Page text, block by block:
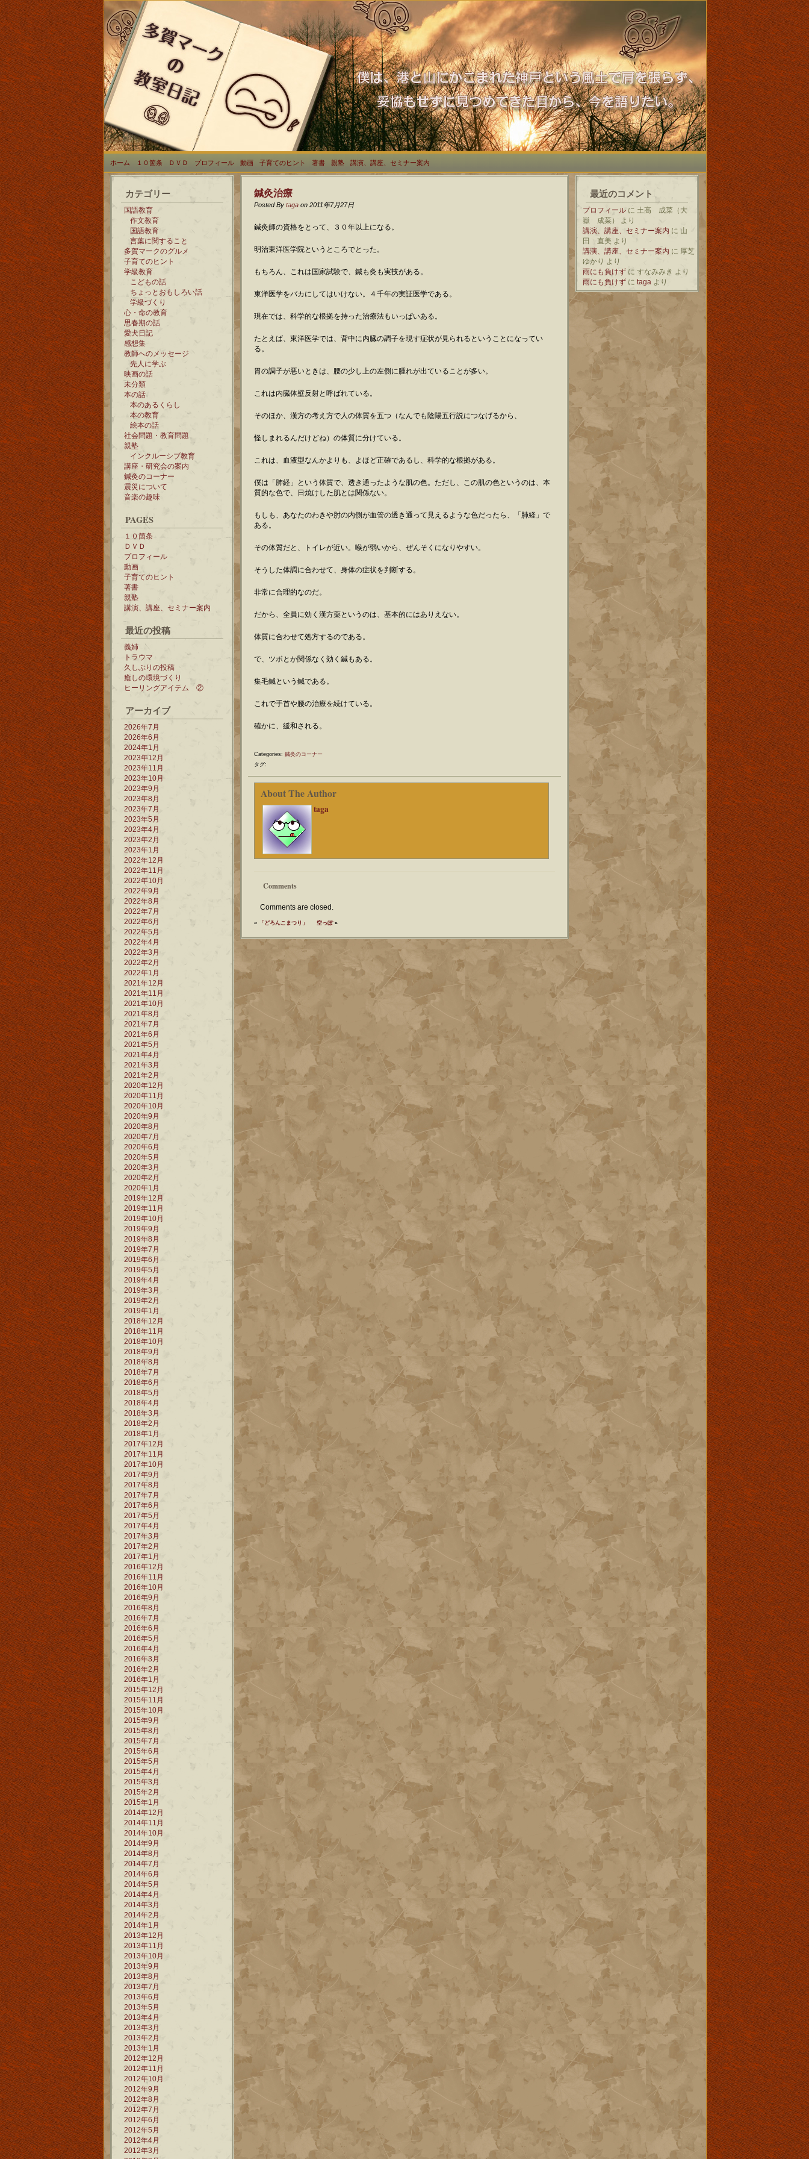
ホーム １０箇条 ＤＶＤ プロフィール 動画 子育てのヒント 著書 親塾 講演、講座、セミナー案内
カテゴリー
国語教育
作文教育
国語教育
言葉に関すること
多賀マークのグルメ
子育てのヒント
学級教育
こどもの話
ちょっとおもしろい話
学級づくり
心・命の教育
思春期の話
愛犬日記
感想集
教師へのメッセージ
先人に学ぶ
映画の話
未分類
本の話
本のあるくらし
本の教育
絵本の話
社会問題・教育問題
親塾
インクルーシブ教育
講座・研究会の案内
鍼灸のコーナー
震災について
音楽の趣味
PAGES
１０箇条
ＤＶＤ
プロフィール
動画
子育てのヒント
著書
親塾
講演、講座、セミナー案内
最近の投稿
義姉
トラウマ
久しぶりの投稿
癒しの環境づくり
ヒーリングアイテム ②
アーカイブ
2026年7月
2026年6月
2024年1月
2023年12月
2023年11月
2023年10月
2023年9月
2023年8月
2023年7月
2023年5月
2023年4月
2023年2月
2023年1月
2022年12月
2022年11月
2022年10月
2022年9月
2022年8月
2022年7月
2022年6月
2022年5月
2022年4月
2022年3月
2022年2月
2022年1月
2021年12月
2021年11月
2021年10月
2021年8月
2021年7月
2021年6月
2021年5月
2021年4月
2021年3月
2021年2月
2020年12月
2020年11月
2020年10月
2020年9月
2020年8月
2020年7月
2020年6月
2020年5月
2020年3月
2020年2月
2020年1月
2019年12月
2019年11月
2019年10月
2019年9月
2019年8月
2019年7月
2019年6月
2019年5月
2019年4月
2019年3月
2019年2月
2019年1月
2018年12月
2018年11月
2018年10月
2018年9月
2018年8月
2018年7月
2018年6月
2018年5月
2018年4月
2018年3月
2018年2月
2018年1月
2017年12月
2017年11月
2017年10月
2017年9月
2017年8月
2017年7月
2017年6月
2017年5月
2017年4月
2017年3月
2017年2月
2017年1月
2016年12月
2016年11月
2016年10月
2016年9月
2016年8月
2016年7月
2016年6月
2016年5月
2016年4月
2016年3月
2016年2月
2016年1月
2015年12月
2015年11月
2015年10月
2015年9月
2015年8月
2015年7月
2015年6月
2015年5月
2015年4月
2015年3月
2015年2月
2015年1月
2014年12月
2014年11月
2014年10月
2014年9月
2014年8月
2014年7月
2014年6月
2014年5月
2014年4月
2014年3月
2014年2月
2014年1月
2013年12月
2013年11月
2013年10月
2013年9月
2013年8月
2013年7月
2013年6月
2013年5月
2013年4月
2013年3月
2013年2月
2013年1月
2012年12月
2012年11月
2012年10月
2012年9月
2012年8月
2012年7月
2012年6月
2012年5月
2012年4月
2012年3月
鍼灸治療
Posted By taga on 2011年7月27日
鍼灸師の資格をとって、３０年以上になる。
明治東洋医学院というところでとった。
もちろん、これは国家試験で、鍼も灸も実技がある。
東洋医学をバカにしてはいけない。４千年の実証医学である。
現在では、科学的な根拠を持った治療法もいっぱいある。
たとえば、東洋医学では、背中に内臓の調子を現す症状が見られるということになってい
る。
胃の調子が悪いときは、腰の少し上の左側に腫れが出ていることが多い。
これは内臓体壁反射と呼ばれている。
そのほか、漢方の考え方で人の体質を五つ（なんでも陰陽五行説につなげるから、
怪しまれるんだけどね）の体質に分けている。
これは、血液型なんかよりも、よほど正確であるし、科学的な根拠がある。
僕は「肺経」という体質で、透き通ったような肌の色。ただし、この肌の色というのは、本
質的な色で、日焼けした肌とは関係ない。
もしも、あなたのわきや肘の内側が血管の透き通って見えるような色だったら、「肺経」で
ある。
その体質だと、トイレが近い。喉が弱いから、ぜんそくになりやすい。
そうした体調に合わせて、身体の症状を判断する。
非常に合理的なのだ。
だから、全員に効く漢方薬というのは、基本的にはありえない。
体質に合わせて処方するのである。
で、ツボとか関係なく効く鍼もある。
集毛鍼という鍼である。
これで手首や腰の治療を続けている。
確かに、緩和される。
Categories: 鍼灸のコーナー
タグ:
About The Author
taga
Comments
Comments are closed.
« 「どろんこまつり」 空っぽ»
最近のコメント
プロフィール に 土高 成菜（大
嶽 成菜）
より
講演、講座、セミナー案内 に 山
田 直美 より
講演、講座、セミナー案内 に 厚芝
ゆかり より
雨にも負けず に すなみみき より
雨にも負けず に taga より